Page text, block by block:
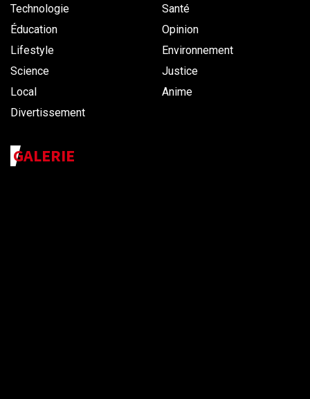
Technologie
Santé
Éducation
Opinion
Lifestyle
Environnement
Science
Justice
Local
Anime
Divertissement
GALERIE